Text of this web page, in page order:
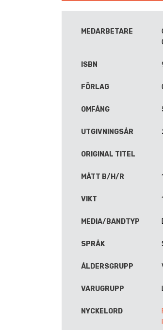
MEDARBETARE
ISBN
FÖRLAG
OMFÅNG
UTGIVNINGSÅR
ORIGINAL TITEL
MÅTT B/H/R
VIKT
MEDIA/BANDTYP
SPRÅK
ÅLDERSGRUPP
VARUGRUPP
NYCKELORD